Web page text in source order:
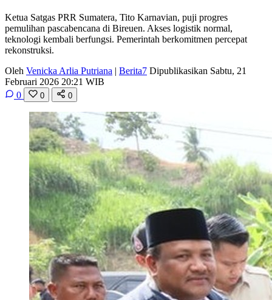
Ketua Satgas PRR Sumatera, Tito Karnavian, puji progres
pemulihan pascabencana di Bireuen. Akses logistik normal,
teknologi kembali berfungsi. Pemerintah berkomitmen percepat
rekonstruksi.
Oleh Venicka Arlia Putriana | Berita7 Dipublikasikan Sabtu, 21
Februari 2026 20:21 WIB
0
0 0